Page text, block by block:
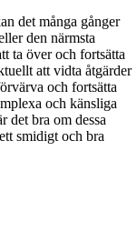
det många gånger
den närmsta
ta över och fortsätta
att vidta åtgärder
och fortsätta
och känsliga
det bra om dessa
smidigt och bra